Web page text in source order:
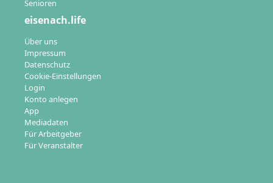
Senioren
eisenach.life
Über uns
Impressum
Datenschutz
Cookie-Einstellungen
Login
Konto anlegen
App
Mediadaten
Für Arbeitgeber
Für Veranstalter